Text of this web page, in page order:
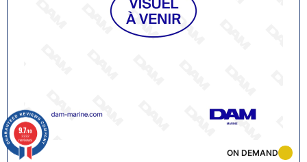
ON DEMAND
9.7/10
3332
reviews